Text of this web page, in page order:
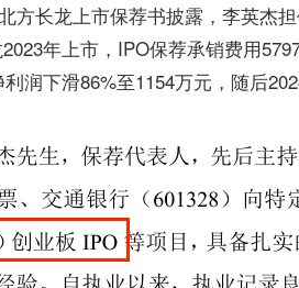
方长龙上市保荐书披露，李英杰
年上市，IPO保荐承销费用
润下滑86%至1154万元，随后